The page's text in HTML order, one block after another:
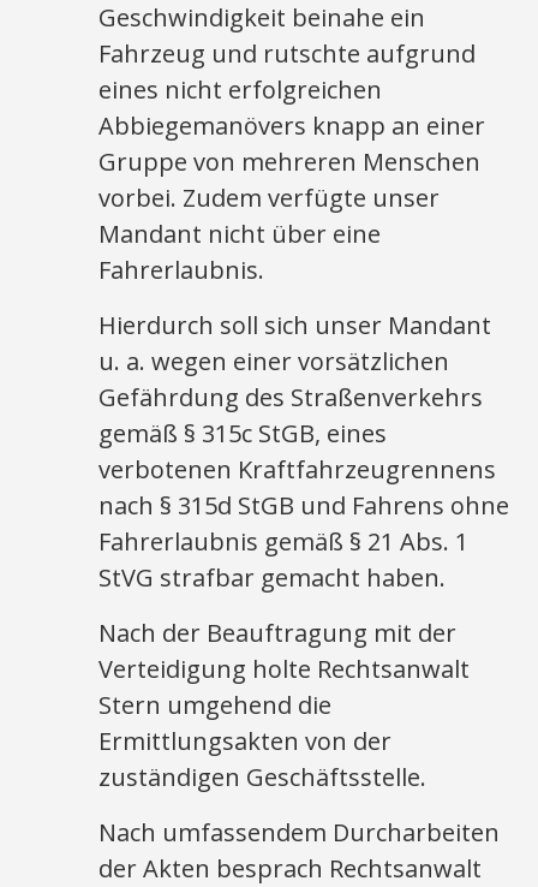
Geschwindigkeit beinahe ein
Fahrzeug und rutschte aufgrund
eines nicht erfolgreichen
Abbiegemanövers knapp an einer
Gruppe von mehreren Menschen
vorbei. Zudem verfügte unser
Mandant nicht über eine
Fahrerlaubnis.
Hierdurch soll sich unser Mandant
u. a. wegen einer vorsätzlichen
Gefährdung des Straßenverkehrs
gemäß § 315c StGB, eines
verbotenen Kraftfahrzeugrennens
nach § 315d StGB und Fahrens ohne
Fahrerlaubnis gemäß § 21 Abs. 1
StVG strafbar gemacht haben.
Nach der Beauftragung mit der
Verteidigung holte Rechtsanwalt
Stern umgehend die
Ermittlungsakten von der
zuständigen Geschäftsstelle.
Nach umfassendem Durcharbeiten
der Akten besprach Rechtsanwalt